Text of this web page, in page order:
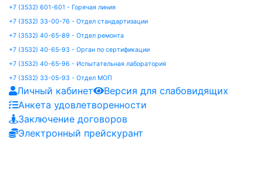
+7 (3532) 601-601 - Горячая линия
+7 (3532) 33-00-76 - Отдел стандартизации
+7 (3532) 40-65-89 - Отдел ремонта
+7 (3532) 40-65-93 - Орган по сертификации
+7 (3532) 40-65-96 - Испытательная лаборатория
+7 (3532) 33-05-93 - Отдел МОП
Личный кабинет
Версия для слабовидящих
Анкета удовлетворенности
Заключение договоров
Электронный прейскурант